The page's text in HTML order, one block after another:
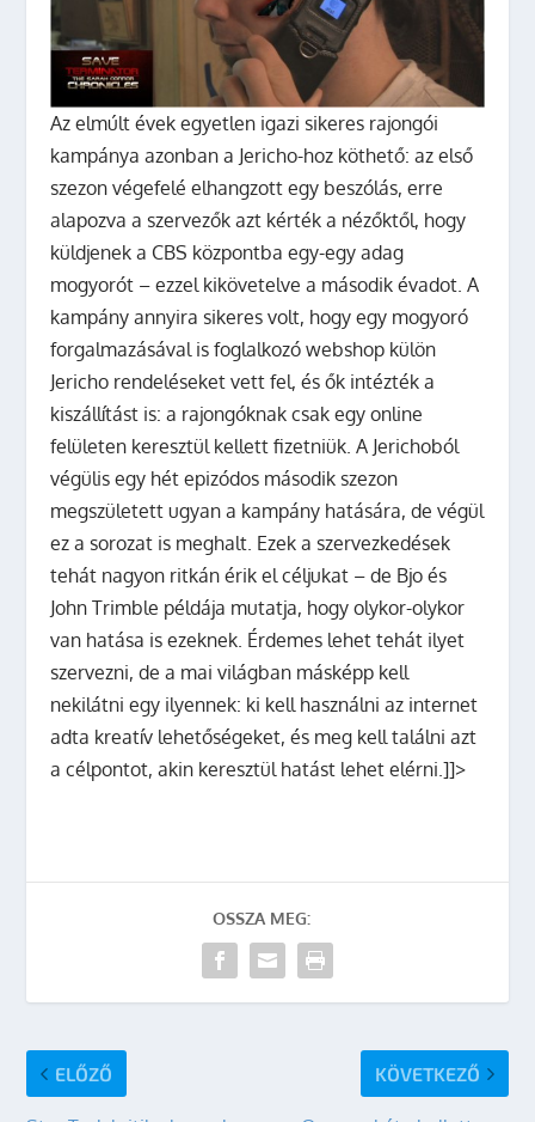
Az elmúlt évek egyetlen igazi sikeres rajongói
kampánya azonban a Jericho-hoz köthető: az első
szezon végefelé elhangzott egy beszólás, erre
alapozva a szervezők azt kérték a nézőktől, hogy
küldjenek a CBS központba egy-egy adag
mogyorót – ezzel kikövetelve a második évadot. A
kampány annyira sikeres volt, hogy egy mogyoró
forgalmazásával is foglalkozó webshop külön
Jericho rendeléseket vett fel, és ők intézték a
kiszállítást is: a rajongóknak csak egy online
felületen keresztül kellett fizetniük. A Jerichoból
végülis egy hét epizódos második szezon
megszületett ugyan a kampány hatására, de végül
ez a sorozat is meghalt. Ezek a szervezkedések
tehát nagyon ritkán érik el céljukat – de Bjo és
John Trimble példája mutatja, hogy olykor-olykor
van hatása is ezeknek. Érdemes lehet tehát ilyet
szervezni, de a mai világban másképp kell
nekilátni egy ilyennek: ki kell használni az internet
adta kreatív lehetőségeket, és meg kell találni azt
a célpontot, akin keresztül hatást lehet elérni.]]>
OSSZA MEG:
ELŐZŐ KÖVETKEZŐ